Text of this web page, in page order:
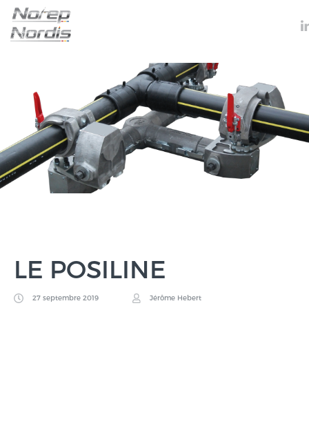
LE POSILINE
27 septembre 2019 Jérôme Hebert